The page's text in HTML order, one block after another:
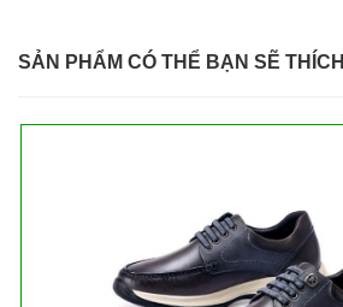
SẢN PHẨM CÓ THỂ BẠN SẼ THÍCH